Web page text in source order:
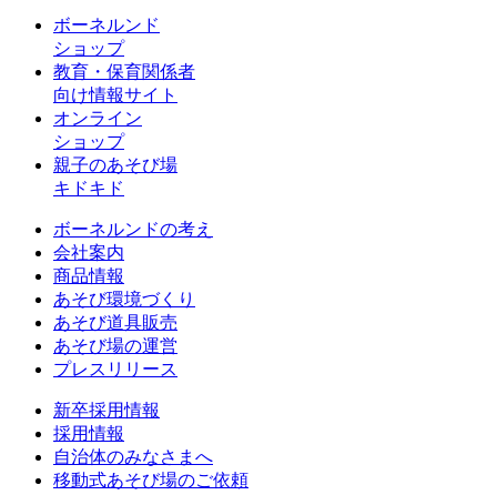
ボーネルンド
ショップ
教育・保育関係者
向け情報サイト
オンライン
ショップ
親子のあそび場
キドキド
ボーネルンドの考え
会社案内
商品情報
あそび環境づくり
あそび道具販売
あそび場の運営
プレスリリース
新卒採用情報
採用情報
自治体のみなさまへ
移動式あそび場のご依頼